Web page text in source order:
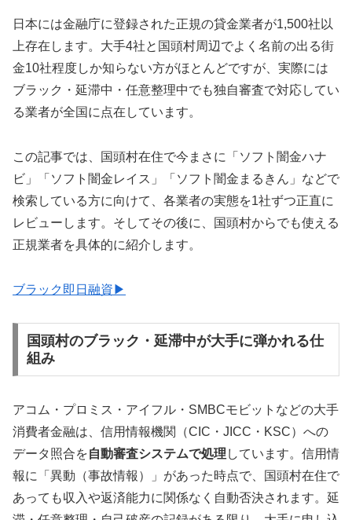
日本には金融庁に登録された正規の貸金業者が1,500社以
上存在します。大手4社と国頭村周辺でよく名前の出る街
金10社程度しか知らない方がほとんどですが、実際には
ブラック・延滞中・任意整理中でも独自審査で対応してい
る業者が全国に点在しています。
この記事では、国頭村在住で今まさに「ソフト闇金ハナ
ビ」「ソフト闇金レイス」「ソフト闇金まるきん」などで
検索している方に向けて、各業者の実態を1社ずつ正直に
レビューします。そしてその後に、国頭村からでも使える
正規業者を具体的に紹介します。
ブラック即日融資▶
国頭村のブラック・延滞中が大手に弾かれる仕
組み
アコム・プロミス・アイフル・SMBCモビットなどの大手
消費者金融は、信用情報機関（CIC・JICC・KSC）への
データ照合を自動審査システムで処理 しています。信用情
報に「異動（事故情報）」があった時点で、国頭村在住で
あっても収入や返済能力に関係なく自動否決されます。延